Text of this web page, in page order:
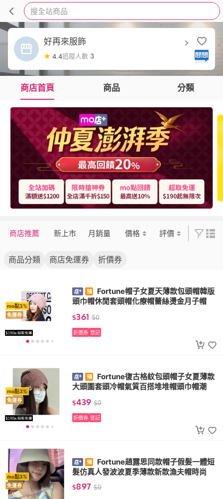
搜全站商品
好再來服飾
4.4追蹤人數 3
商店首頁 商品 分類
商店推薦 新上市 月銷量 價格 評價
商品分類 商店免運券 折價券
mo點3%
免運券
Fortune帽子女夏天薄款包頭帽韓版
頭巾帽休閒套頭帽化療帽蕾絲燙金月子帽
$361 $0
折價券 登記
mo點3%
免運券
Fortune復古格紋包頭帽子女夏薄款
大頭圍套頭冷帽氣質百搭堆堆帽頭巾帽潮
$439 $0
折價券 登記
mo點3%
免運券
Fortune趙露思同款帽子假髮一體短
髮仿真人發波波夏季薄款新款漁夫帽時尚
$897 $0